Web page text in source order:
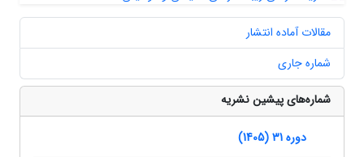
مقالات آماده انتشار
شماره جاری
شماره‌های پیشین نشریه
دوره 31 (1405)